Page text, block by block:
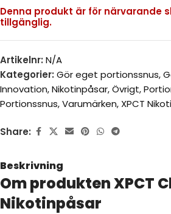
Denna produkt är för närvarande
tillgänglig.
Artikelnr: N/A
Kategorier: Gör eget portionssnus,
Innovation,Nikotinpåsar,Övrigt,
Portionssnus,Varumärken, XPCT
Share:
Beskrivning
Om produkten XPCT
Nikotinpåsar